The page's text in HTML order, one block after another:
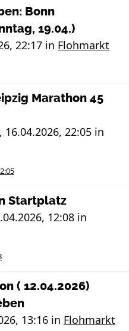
Bonn
19.04.)
22:17 in Flohmarkt
Marathon 45
, 16.04.2026, 22:05 in
Startplatz
12:08 in
( 12.04.2026)
13:16 in Flohmarkt